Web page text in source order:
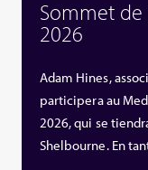
Sommet de
2026
Adam Hines,
participera au
2026, qui se
Shelbourne. En